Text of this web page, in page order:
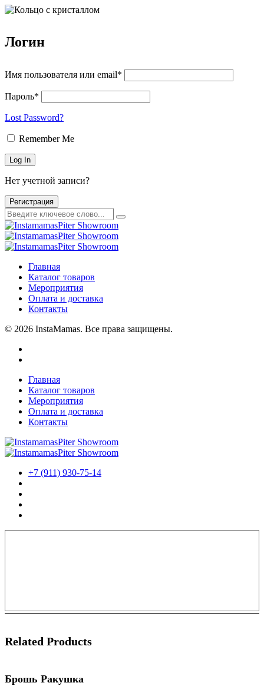
Логин
Имя пользователя или email*
Пароль*
Lost Password?
Remember Me
Нет учетной записи?
Регистрация
Главная
Каталог товаров
Мероприятия
Оплата и доставка
Контакты
© 2026 InstaMamas. Все права защищены.
Главная
Каталог товаров
Мероприятия
Оплата и доставка
Контакты
+7 (911) 930-75-14
Related Products
Брошь Ракушка